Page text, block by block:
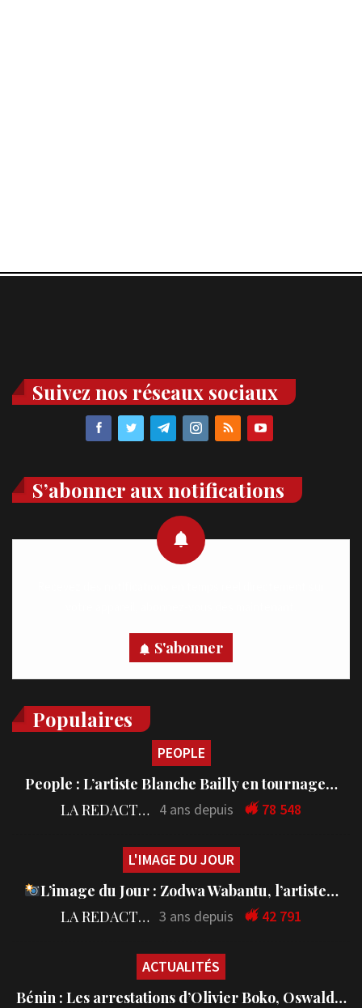
Suivez nos réseaux sociaux
S’abonner aux notifications
S'abonner
Populaires
PEOPLE
People : L’artiste Blanche Bailly en tournage…
LA REDACTION 4 ans depuis 78 548
L'IMAGE DU JOUR
L’image du Jour : Zodwa Wabantu, l’artiste…
LA REDACTION 3 ans depuis 42 791
ACTUALITÉS
Bénin : Les arrestations d’Olivier Boko, Oswald…